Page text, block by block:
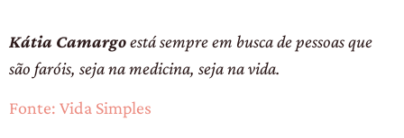
Kátia Camargoestá sempre em busca de pessoas que
são faróis, seja na medicina, seja na vida.
Fonte: Vida Simples